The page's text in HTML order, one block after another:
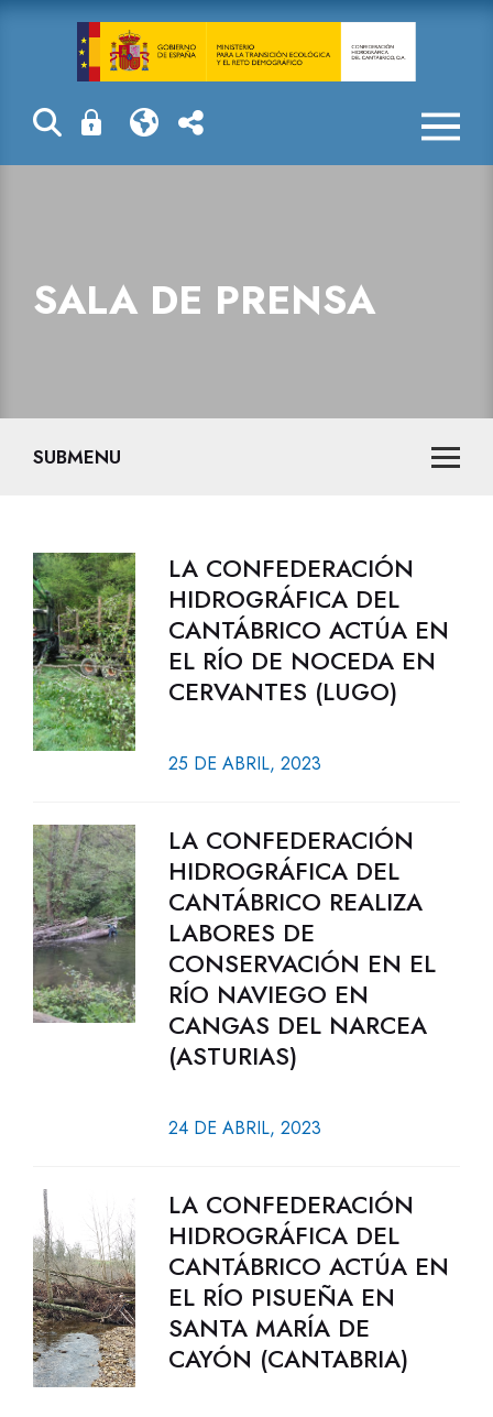
Sala de prensa
SALA DE PRENSA
SUBMENU
LA CONFEDERACIÓN
HIDROGRÁFICA DEL
CANTÁBRICO ACTÚA EN
EL RÍO DE NOCEDA EN
CERVANTES (LUGO)
25 DE ABRIL, 2023
LA CONFEDERACIÓN
HIDROGRÁFICA DEL
CANTÁBRICO REALIZA
LABORES DE
CONSERVACIÓN EN EL
RÍO NAVIEGO EN
CANGAS DEL NARCEA
(ASTURIAS)
24 DE ABRIL, 2023
LA CONFEDERACIÓN
HIDROGRÁFICA DEL
CANTÁBRICO ACTÚA EN
EL RÍO PISUEÑA EN
SANTA MARÍA DE
CAYÓN (CANTABRIA)